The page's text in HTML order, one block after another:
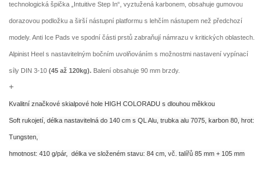
technologická špička „Intuitive Step In“, vyztužená karbonem, obsahuje gumovou
dorazovou podložku a širší nástupní platformu s lehčím nástupem než předchozí
modely. Anti Ice Pads ve spodní části prstů zabraňují námrazu v kritických oblastech.
Alpinist Heel s nastavitelným bočním uvolňováním s možnostmi nastavení vypínací
síly DIN 3-10 (45 až 120kg). Balení obsahuje 90 mm brzdy.
+
Kvalitní značkové skialpové hole HIGH COLORADU s dlouhou měkkou
Soft rukojetí, délka nastavitelná do 140 cm s QL Alu, trubka alu 7075, karbon 80, hrot:
Tungsten,
hmotnost: 410 g/pár, délka ve složeném stavu: 84 cm, vč. talířů 85 mm + 105 mm